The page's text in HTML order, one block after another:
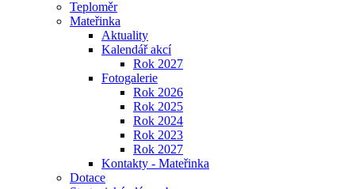
Teploměr
Mateřinka
Aktuality
Kalendář akcí
Rok 2027
Fotogalerie
Rok 2026
Rok 2025
Rok 2024
Rok 2023
Rok 2027
Kontakty - Mateřinka
Dotace